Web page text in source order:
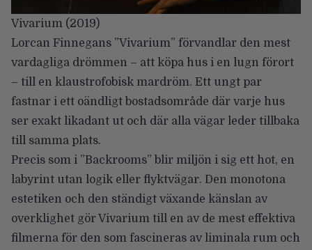
Vivarium (2019)
Lorcan Finnegans ”Vivarium” förvandlar den mest
vardagliga drömmen – att köpa hus i en lugn förort
– till en klaustrofobisk mardröm. Ett ungt par
fastnar i ett oändligt bostadsområde där varje hus
ser exakt likadant ut och där alla vägar leder tillbaka
till samma plats.
Precis som i ”Backrooms” blir miljön i sig ett hot, en
labyrint utan logik eller flyktvägar. Den monotona
estetiken och den ständigt växande känslan av
overklighet gör Vivarium till en av de mest effektiva
filmerna för den som fascineras av liminala rum och